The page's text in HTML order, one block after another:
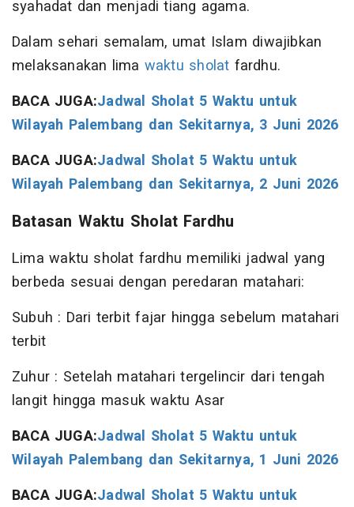
syahadat dan menjadi tiang agama.
Dalam sehari semalam, umat Islam diwajibkan
melaksanakan lima waktu sholat fardhu.
BACA JUGA:Jadwal Sholat 5 Waktu untuk
Wilayah Palembang dan Sekitarnya, 3 Juni 2026
BACA JUGA:Jadwal Sholat 5 Waktu untuk
Wilayah Palembang dan Sekitarnya, 2 Juni 2026
Batasan Waktu Sholat Fardhu
Lima waktu sholat fardhu memiliki jadwal yang
berbeda sesuai dengan peredaran matahari:
Subuh : Dari terbit fajar hingga sebelum matahari
terbit
Zuhur : Setelah matahari tergelincir dari tengah
langit hingga masuk waktu Asar
BACA JUGA:Jadwal Sholat 5 Waktu untuk
Wilayah Palembang dan Sekitarnya, 1 Juni 2026
BACA JUGA:Jadwal Sholat 5 Waktu untuk